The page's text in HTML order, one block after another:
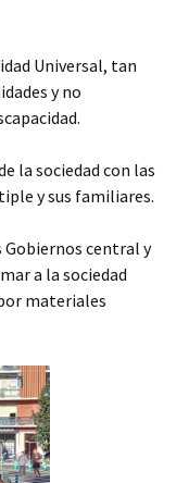
Universal, tan
y no
la sociedad con las
y sus familiares.
Gobiernos central y
a la sociedad
materiales